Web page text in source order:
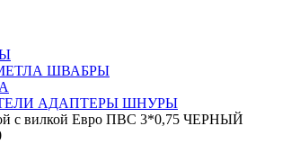
ШВАБРЫ
АДАПТЕРЫ ШНУРЫ
с вилкой Евро ПВС 3*0,75 ЧЕРНЫЙ